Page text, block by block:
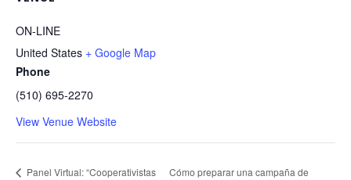
ON-LINE
United States + Google Map
Phone
(510) 695-2270
View Venue Website
Panel Virtual: “Cooperativistas
Cómo preparar una campaña de